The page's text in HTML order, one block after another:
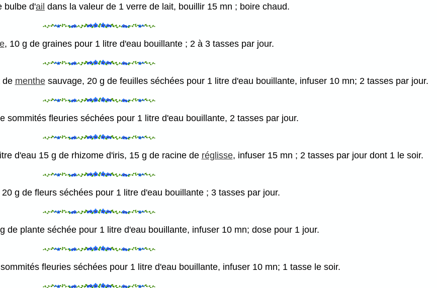
bulbe d'ail dans la valeur de 1 verre de lait, bouillir 15 mn ; boire chaud.
, 10 g de graines pour 1 litre d'eau bouillante ; 2 à 3 tasses par jour.
de menthesauvage, 20 g de feuilles séchées pour 1 litre d'eau bouillante, infuser 10 mn; 2 tasses par jour.
sommités fleuries séchées pour 1 litre d'eau bouillante, 2 tasses par jour.
d'eau 15 g de rhizome d'iris, 15 g de racine de réglisse, infuser 15 mn ; 2 tasses par jour dont 1 le soir.
20 g de fleurs séchées pour 1 litre d'eau bouillante ; 3 tasses par jour.
de plante séchée pour 1 litre d'eau bouillante, infuser 10 mn; dose pour 1 jour.
fleuries séchées pour 1 litre d'eau bouillante, infuser 10 mn; 1 tasse le soir.